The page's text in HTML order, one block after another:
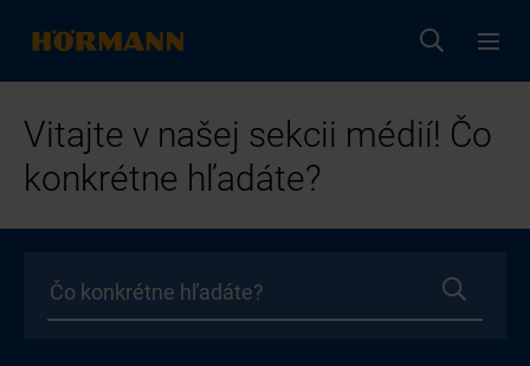
Vitajte v našej sekcii médií! Čo
konkrétne hľadáte?